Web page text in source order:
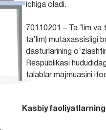
ichiga oladi.
70110201 – Ta ’lim
ta’lim) mutaxassisligi
dasturlarining
Respublikasi
talablar majmuasini
Kasbiy